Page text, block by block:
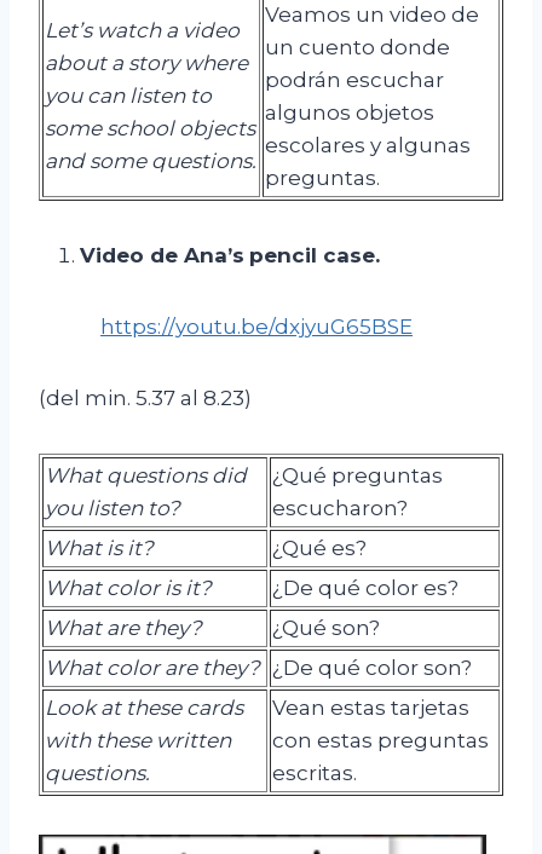
Let’s watch a video
about a story where
you can listen to
some school objects
and some questions.
Veamos un video de
un cuento donde
podrán escuchar
algunos objetos
escolares y algunas
preguntas.
Video de Ana’s pencil case.
https://youtu.be/dxjyuG65BSE
(del min. 5.37 al 8.23)
What questions did
you listen to?
¿Qué preguntas
escucharon?
What is it?
¿Qué es?
Whatcolor is it?
¿De qué color es?
Whatare they?
¿Qué son?
Whatcolor are they? ¿De qué color son?
Look at these cards
with these written
questions.
Vean estas tarjetas
con estas preguntas
escritas.